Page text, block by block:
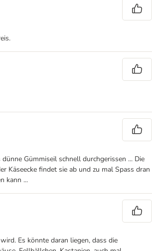
Gümmiseil schnell durchgerissen ... Die
Käseecke findet sie ab und zu mal Spass dran
kann ...
Es könnte daran liegen, dass die